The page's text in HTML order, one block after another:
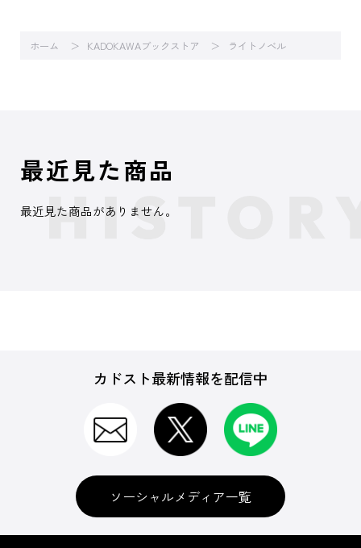
ホーム KADOKAWAブックストア ライトノベル
最近見た商品
最近見た商品がありません。
カドスト最新情報を配信中
ソーシャルメディア一覧